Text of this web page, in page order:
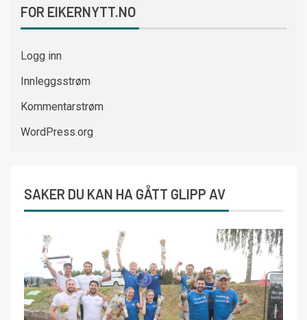
FOR EIKERNYTT.NO
Logg inn
Innleggsstrøm
Kommentarstrøm
WordPress.org
SAKER DU KAN HA GÅTT GLIPP AV